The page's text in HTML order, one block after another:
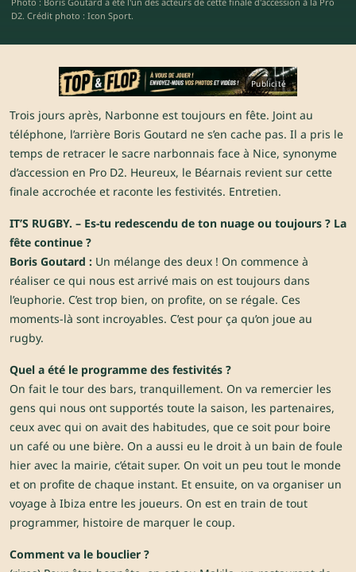
D2. Crédit photo : Icon Sport.
Publicité
Trois jours après, Narbonne est toujours en fête. Joint au
téléphone, l’arrière Boris Goutard ne s’en cache pas. Il a pris le
temps de retracer le sacre narbonnais face à Nice, synonyme
d’accession en Pro D2. Heureux, le Béarnais revient sur cette
finale accrochée et raconte les festivités. Entretien.
IT’S RUGBY. – Es-tu redescendu de ton nuage ou toujours ? La
fête continue ?
Boris Goutard : Un mélange des deux ! On commence à
réaliser ce qui nous est arrivé mais on est toujours dans
l’euphorie. C’est trop bien, on profite, on se régale. Ces
moments-là sont incroyables. C’est pour ça qu’on joue au
rugby.
Quel a été le programme des festivités ?
On fait le tour des bars, tranquillement. On va remercier les
gens qui nous ont supportés toute la saison, les partenaires,
ceux avec qui on avait des habitudes, que ce soit pour boire
un café ou une bière. On a aussi eu le droit à un bain de foule
hier avec la mairie, c’était super. On voit un peu tout le monde
et on profite de chaque instant. Et ensuite, on va organiser un
voyage à Ibiza entre les joueurs. On est en train de tout
programmer, histoire de marquer le coup.
Comment va le bouclier ?